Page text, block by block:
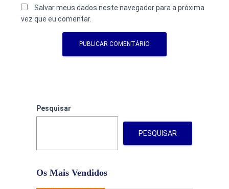
Salvar meus dados neste navegador para a próxima
vez que eu comentar.
Pesquisar
PESQUISAR
Os Mais Vendidos